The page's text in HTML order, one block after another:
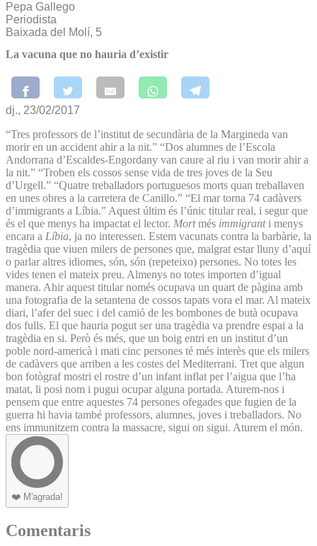
Pepa Gallego
Periodista
Baixada del Molí, 5
La vacuna que no hauria d’existir
dj., 23/02/2017
“Tres professors de l’institut de secundària de la Margineda van
morir en un accident ahir a la nit.” “Dos alumnes de l’Escola
Andorrana d’Escaldes-Engordany van caure al riu i van morir ahir a
la nit.” “Troben els cossos sense vida de tres joves de la Seu
d’Urgell.” “Quatre treballadors portuguesos morts quan treballaven
en unes obres a la carretera de Canillo.” “El mar torna 74 cadàvers
d’immigrants a Líbia.” Aquest últim és l’únic titular real, i segur que
és el que menys ha impactat el lector. Mortmés immigrant i menys
encara a Líbia, ja no interessen. Estem vacunats contra la barbàrie, la
tragèdia que viuen milers de persones que, malgrat estar lluny d’aquí
o parlar altres idiomes, són, són (repeteixo) persones. No totes les
vides tenen el mateix preu. Almenys no totes importen d’igual
manera. Ahir aquest titular només ocupava un quart de pàgina amb
una fotografia de la setantena de cossos tapats vora el mar. Al mateix
diari, l’afer del suec i del camió de les bombones de butà ocupava
dos fulls. El que hauria pogut ser una tragèdia va prendre espai a la
tragèdia en si. Però és més, que un boig entri en un institut d’un
poble nord-americà i mati cinc persones té més interès que els milers
de cadàvers que arriben a les costes del Mediterrani. Tret que algun
bon fotògraf mostri el rostre d’un infant inflat per l’aigua que l’ha
matat, li posi nom i pugui ocupar alguna portada. Aturem-nos i
pensem que entre aquestes 74 persones ofegades que fugien de la
guerra hi havia també professors, alumnes, joves i treballadors. No
ens immunitzem contra la massacre, sigui on sigui. Aturem el món.
❤️ M'agrada!
Comentaris